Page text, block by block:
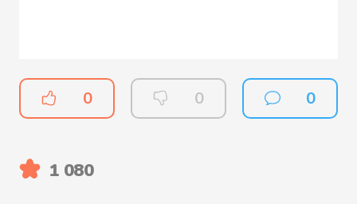
0 0 0
1 080